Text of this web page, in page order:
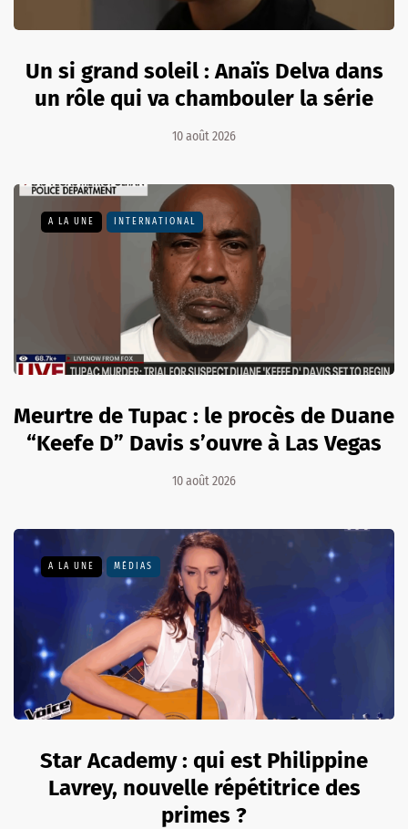
Un si grand soleil : Anaïs Delva dans
un rôle qui va chambouler la série
10 août 2026
A LA UNE INTERNATIONAL
Meurtre de Tupac : le procès de Duane
“Keefe D” Davis s’ouvre à Las Vegas
10 août 2026
A LA UNE MÉDIAS
Star Academy : qui est Philippine
Lavrey, nouvelle répétitrice des
primes ?